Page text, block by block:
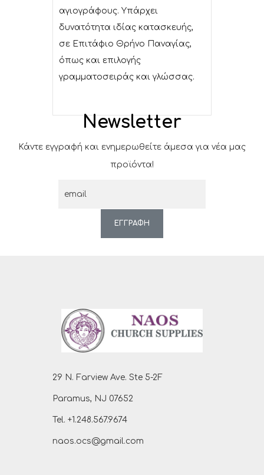
αγιογράφους. Υπάρχει
δυνατότητα ιδίας κατασκευής,
σε Επιτάφιο Θρήνο Παναγίας,
όπως και επιλογής
γραμματοσειράς και γλώσσας.
Newsletter
Κάντε εγγραφή και ενημερωθείτε άμεσα για νέα μας
προϊόντα!
ΕΓΓΡΑΦΗ
29 N. Farview Ave. Ste 5-2F
Paramus, NJ 07652
Tel. +1.248.567.9674
naos.ocs@gmail.com